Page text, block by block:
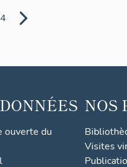
4
ouverte du
NOS
Visites